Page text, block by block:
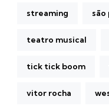
streaming são
teatro musical
tick tick boom
vitor rocha